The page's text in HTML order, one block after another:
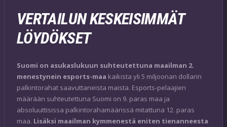
VERTAILUN KESKEISIMMÄT
LÖYDÖKSET
Suomi on asukaslukuun suhteutettuna maailman 2.
menestynein esports-maa kaikista yli 5 miljoonan dollarin
palkintorahat saavuttaneista maista. Esports-pelaajien
määrään suhteutettuna Suomi on 9. paras maa ja
absoluuttisissa palkintorahamäärissä mitattuna 12. paras
maa. Lisäksi maailman kymmenestä eniten tienanneesta